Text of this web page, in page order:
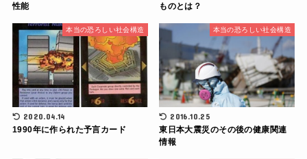
性能
ものとは？
本当の恐ろしい社会構造
2020.04.14
1990年に作られた予言カード
本当の恐ろしい社会構造
2016.10.25
東日本大震災のその後の健康関連
情報